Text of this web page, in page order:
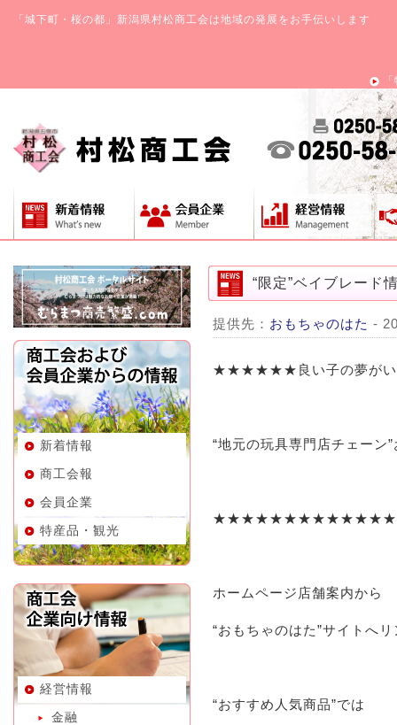
「城下町・桜の都」新潟県村松商工会は地域の発展をお手伝いします
新着情報
商工会報
会員企業
特産品・観光
経営情報
金融
“限定”ベイブレード
提供先： おもちゃのはた -
★★★★★★良い子の夢が
“地元の玩具専門店チェーン
ホームページ店舗案内から
“おもちゃのはた”サイトへ
“おすすめ人気商品”では